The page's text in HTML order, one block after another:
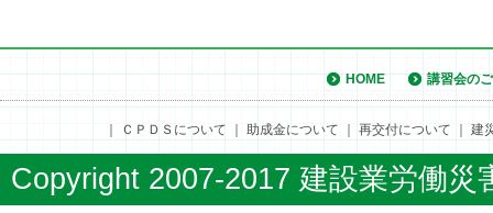
HOME 講習会の
ＣＰＤＳについて 助成金について 再交付について 建
Copyright 2007-2017 建設業労働